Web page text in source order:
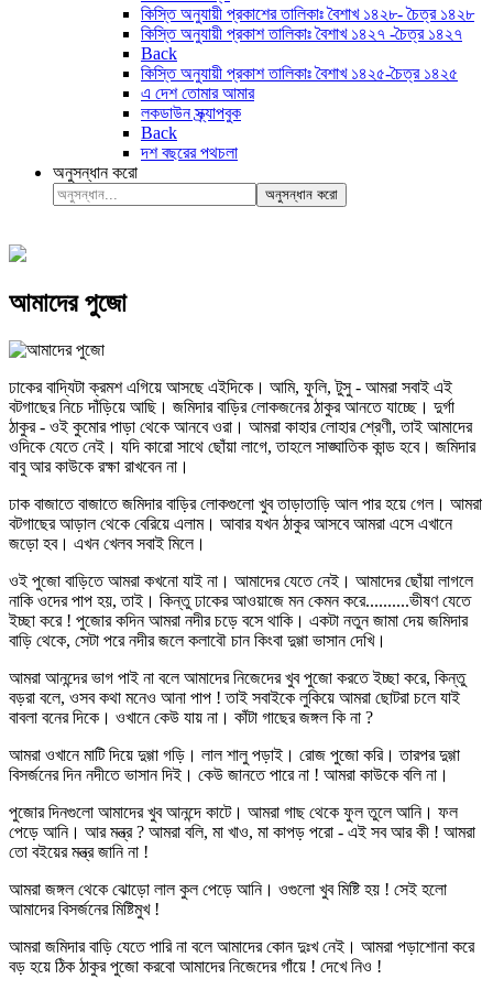
কিস্তি অনুযায়ী প্রকাশের তালিকাঃ বৈশাখ ১৪২৮- চৈত্র ১৪২৮
কিস্তি অনুযায়ী প্রকাশ তালিকাঃ বৈশাখ ১৪২৭ -চৈত্র ১৪২৭
Back
কিস্তি অনুযায়ী প্রকাশ তালিকাঃ বৈশাখ ১৪২৫-চৈত্র ১৪২৫
এ দেশ তোমার আমার
লকডাউন স্ক্র্যাপবুক
Back
দশ বছরের পথচলা
অনুসন্ধান করো
অনুসন্ধান করো
আমাদের পুজো
ঢাকের বাদ্যিটা ক্রমশ এগিয়ে আসছে এইদিকে। আমি, ফুলি, টুসু - আমরা সবাই এই
বটগাছের নিচে দাঁড়িয়ে আছি। জমিদার বাড়ির লোকজনের ঠাকুর আনতে যাচ্ছে। দুর্গা
ঠাকুর - ওই কুমোর পাড়া থেকে আনবে ওরা। আমরা কাহার লোহার শ্রেণী, তাই আমাদের
ওদিকে যেতে নেই। যদি কারো সাথে ছোঁয়া লাগে, তাহলে সাঙ্ঘাতিক কান্ড হবে। জমিদার
বাবু আর কাউকে রক্ষা রাখবেন না।
ঢাক বাজাতে বাজাতে জমিদার বাড়ির লোকগুলো খুব তাড়াতাড়ি আল পার হয়ে গেল। আমরা
বটগাছের আড়াল থেকে বেরিয়ে এলাম। আবার যখন ঠাকুর আসবে আমরা এসে এখানে
জড়ো হব। এখন খেলব সবাই মিলে।
ওই পুজো বাড়িতে আমরা কখনো যাই না। আমাদের যেতে নেই। আমাদের ছোঁয়া লাগলে
নাকি ওদের পাপ হয়, তাই। কিন্তু ঢাকের আওয়াজে মন কেমন করে..........ভীষণ যেতে
ইচ্ছা করে ! পুজোর কদিন আমরা নদীর চড়ে বসে থাকি। একটা নতুন জামা দেয় জমিদার
বাড়ি থেকে, সেটা পরে নদীর জলে কলাবৌ চান কিংবা দুগ্গা ভাসান দেখি।
আমরা আনন্দের ভাগ পাই না বলে আমাদের নিজেদের খুব পুজো করতে ইচ্ছা করে, কিন্তু
বড়রা বলে, ওসব কথা মনেও আনা পাপ ! তাই সবাইকে লুকিয়ে আমরা ছোটরা চলে যাই
বাবলা বনের দিকে। ওখানে কেউ যায় না। কাঁটা গাছের জঙ্গল কি না ?
আমরা ওখানে মাটি দিয়ে দুগ্গা গড়ি। লাল শালু পড়াই। রোজ পুজো করি। তারপর দুগ্গা
বিসর্জনের দিন নদীতে ভাসান দিই। কেউ জানতে পারে না ! আমরা কাউকে বলি না।
পুজোর দিনগুলো আমাদের খুব আনন্দে কাটে। আমরা গাছ থেকে ফুল তুলে আনি। ফল
পেড়ে আনি। আর মন্ত্র ? আমরা বলি, মা খাও, মা কাপড় পরো - এই সব আর কী ! আমরা
তো বইয়ের মন্ত্র জানি না !
আমরা জঙ্গল থেকে ঝোড়ো লাল কুল পেড়ে আনি। ওগুলো খুব মিষ্টি হয় ! সেই হলো
আমাদের বিসর্জনের মিষ্টিমুখ !
আমরা জমিদার বাড়ি যেতে পারি না বলে আমাদের কোন দুঃখ নেই। আমরা পড়াশোনা করে
বড় হয়ে ঠিক ঠাকুর পুজো করবো আমাদের নিজেদের গাঁয়ে ! দেখে নিও !